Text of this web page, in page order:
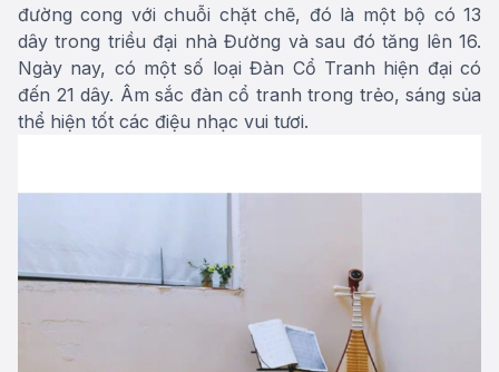
đường cong với chuỗi chặt chẽ, đó là một bộ có 13
dây trong triều đại nhà Đường và sau đó tăng lên 16.
Ngày nay, có một số loại Đàn Cổ Tranh hiện đại có
đến 21 dây. Âm sắc đàn cổ tranh trong trẻo, sáng sủa
thể hiện tốt các điệu nhạc vui tươi.